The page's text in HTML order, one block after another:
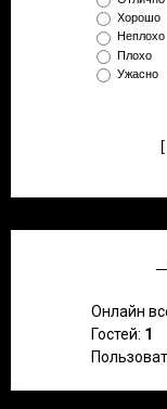
Хорошо
Неплохо
Плохо
Ужасно
[
Онлайн
Гостей: 1